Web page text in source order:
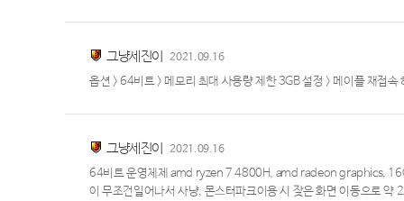
그냥세진이 2021.09.16
옵션 > 64비트 > 메모리 최대 사용량 제한 3GB 설정 > 메이플 재접속
그냥세진이 2021.09.16
64비트 운영체제 amd ryzen 7 4800H, amd radeon graphics,
이 무조건일어나서 사냥, 몬스터파크이용 시 잦은 화면 이동으로 약